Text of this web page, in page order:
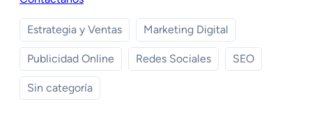
Estrategia y Ventas Marketing Digital
Publicidad Online Redes Sociales SEO
Sin categoría